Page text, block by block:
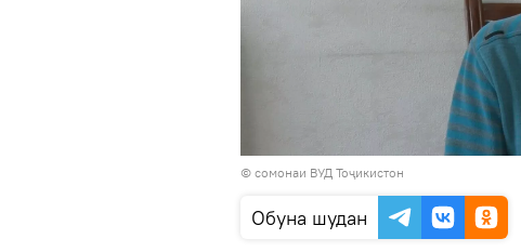
© сомонаи ВУД Тоҷикистон
Обуна шудан